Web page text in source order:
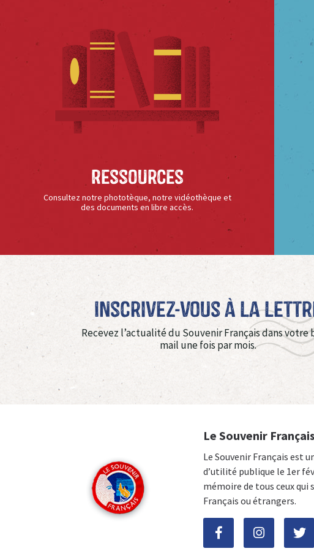
Ressources
Consultez notre phototèque, notre vidéothèque et
des documents en libre accès.
Inscrivez-vous à La
Recevez l’actualité du Souvenir Français dans votre
mail une fois par mois.
Le Souvenir Français
Le Souvenir Français est
d’utilité publique le 1er
mémoire de tous ceux
Français ou étrangers.